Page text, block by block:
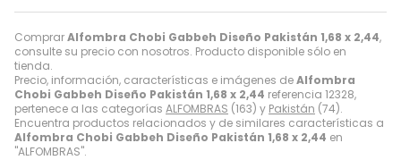
ComprarAlfombra Chobi Gabbeh Diseño Pakistán 1,68 x 2,44,
consulte su precio con nosotros. Producto disponible sólo en
tienda.
Precio, información, características e imágenes deAlfombra
Chobi Gabbeh Diseño Pakistán 1,68 x 2,44 referencia 12328,
pertenece a las categorías ALFOMBRAS (163) y Pakistán (74).
Encuentra productos relacionados y de similares características a
Alfombra Chobi Gabbeh Diseño Pakistán 1,68 x 2,44 en
"ALFOMBRAS".